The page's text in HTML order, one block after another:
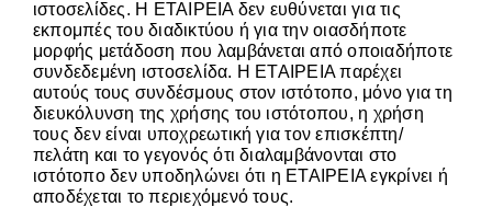
ιστοσελίδες. Η EΤΑΙΡΕΙΑ δεν ευθύνεται για τις
εκπομπές του διαδικτύου ή για την οιασδήποτε
μορφής μετάδοση που λαμβάνεται από οποιαδήποτε
συνδεδεμένη ιστοσελίδα. Η ΕΤΑΙΡΕΙΑ παρέχει
αυτούς τους συνδέσμους στον ιστότοπο, μόνο για τη
διευκόλυνση της χρήσης του ιστότοπου, η χρήση
τους δεν είναι υποχρεωτική για τον επισκέπτη/
πελάτη και το γεγονός ότι διαλαμβάνονται στο
ιστότοπο δεν υποδηλώνει ότι η ΕΤΑΙΡΕΙΑ εγκρίνει ή
αποδέχεται το περιεχόμενό τους.